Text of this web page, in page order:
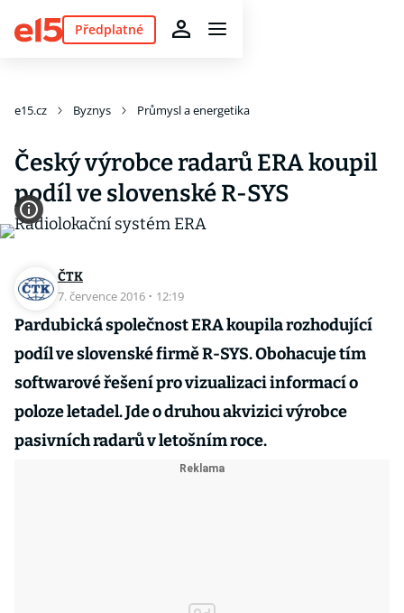
Předplatné
e15.cz Byznys Průmysl a energetika
Český výrobce radarů ERA koupil
podíl ve slovenské R-SYS
ČTK
7. července 2016 · 12:19
Pardubická společnost ERA koupila rozhodující
podíl ve slovenské firmě R-SYS. Obohacuje tím
softwarové řešení pro vizualizaci informací o
poloze letadel. Jde o druhou akvizici výrobce
pasivních radarů v letošním roce.